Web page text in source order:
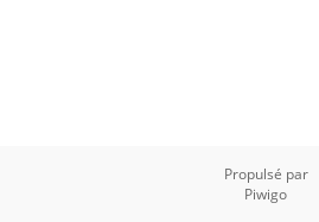
Propulsé par
Piwigo